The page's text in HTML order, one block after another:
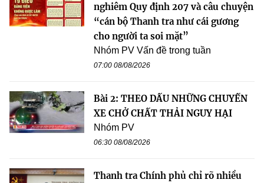
nghiêm Quy định 207 và câu chuyện
“cán bộ Thanh tra như cái gương
cho người ta soi mặt”
Nhóm PV Vấn đề trong tuần
07:00 08/08/2026
Bài 2: THEO DẤU NHỮNG CHUYẾN
XE CHỞ CHẤT THẢI NGUY HẠI
Nhóm PV
06:30 08/08/2026
Thanh tra Chính phủ chỉ rõ nhiều